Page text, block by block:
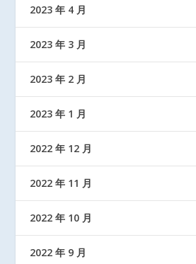
2023 年 4 月
2023 年 3 月
2023 年 2 月
2023 年 1 月
2022 年 12 月
2022 年 11 月
2022 年 10 月
2022 年 9 月